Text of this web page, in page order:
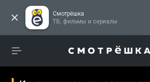
Смотрёшка
ТВ, фильмы и сериалы